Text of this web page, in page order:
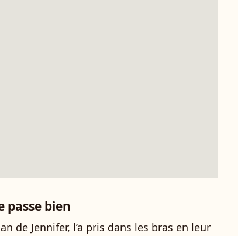
passe bien
de Jennifer, l’a pris dans les bras en leur